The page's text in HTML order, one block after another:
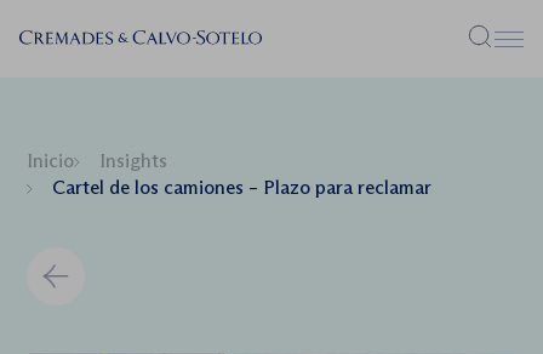
Menú
Inicio
Insights
Cartel de los camiones – Plazo para reclamar